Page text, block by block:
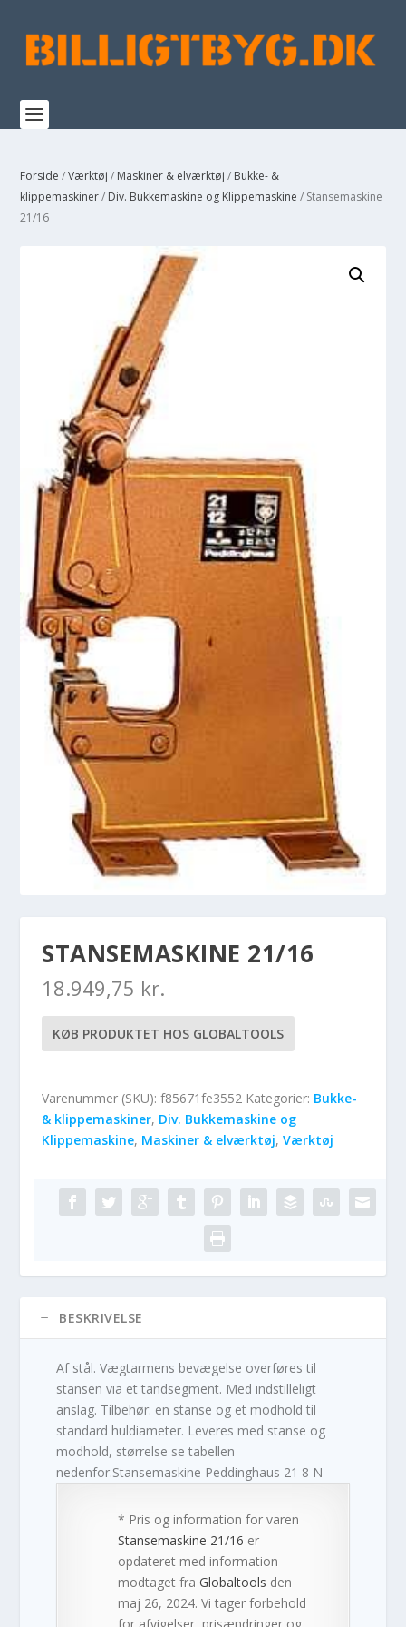
Forside /Værktøj / Maskiner & elværktøj / Bukke- &
klippemaskiner/ Div. Bukkemaskine og Klippemaskine / Stansemaskine
21/16
STANSEMASKINE 21/16
18.949,75 kr.
KØB PRODUKTET HOS GLOBALTOOLS
Varenummer (SKU):f85671fe3552 Kategorier: Bukke-
& klippemaskiner, Div. Bukkemaskine og
Klippemaskine, Maskiner & elværktøj,Værktøj
BESKRIVELSE
Af stål. Vægtarmens bevægelse overføres til
stansen via et tandsegment. Med indstilleligt
anslag. Tilbehør: en stanse og et modhold til
standard huldiameter. Leveres med stanse og
modhold, størrelse se tabellen
nedenfor.Stansemaskine Peddinghaus 21 8 N
* Pris og information for varen
Stansemaskine 21/16 er
opdateret med information
modtaget fraGlobaltools den
maj 26, 2024. Vi tager forbehold
for afvigelser, prisændringer og